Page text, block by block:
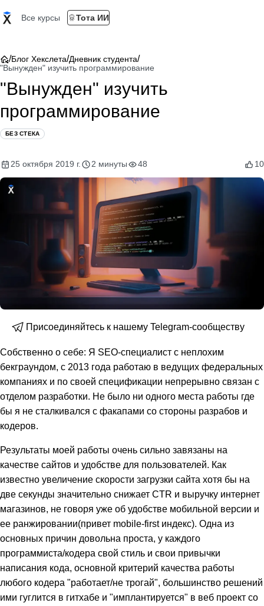
Все курсы Тота ИИ
/Блог Хекслета/Дневник студента/
"Вынужден" изучить программирование
"Вынужден" изучить
программирование
БЕЗ СТЕКА
25 октября 2019 г. 2 минуты 48 10
Присоединяйтесь к нашему Telegram-сообществу
Собственно о себе: Я SEO-специалист с неплохим
бекграундом, с 2013 года работаю в ведущих федеральных
компаниях и по своей спецификации непрерывно связан с
отделом разработки. Не было ни одного места работы где
бы я не сталкивался с факапами со стороны разрабов и
кодеров.
Результаты моей работы очень сильно завязаны на
качестве сайтов и удобстве для пользователей. Как
известно увеличение скорости загрузки сайта хотя бы на
две секунды значительно снижает CTR и выручку интернет
магазинов, не говоря уже об удобстве мобильной версии и
ее ранжировании(привет mobile-first индекс). Одна из
основных причин довольна проста, у каждого
программиста/кодера свой стиль и свои привычки
написания кода, основной критерий качества работы
любого кодера "работает/не трогай", большинство решений
ими гуглится в гитхабе и "имплантируется" в веб проект со